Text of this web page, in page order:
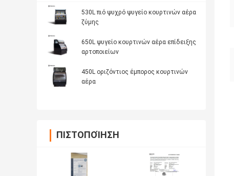
530L πιό ψυχρό ψυγείο κουρτινών αέρα
ζύμης
650L ψυγείο κουρτινών αέρα επίδειξης
αρτοποιείων
450L οριζόντιος έμπορος κουρτινών
αέρα
ΠΙΣΤΟΠΟΊΗΣΗ